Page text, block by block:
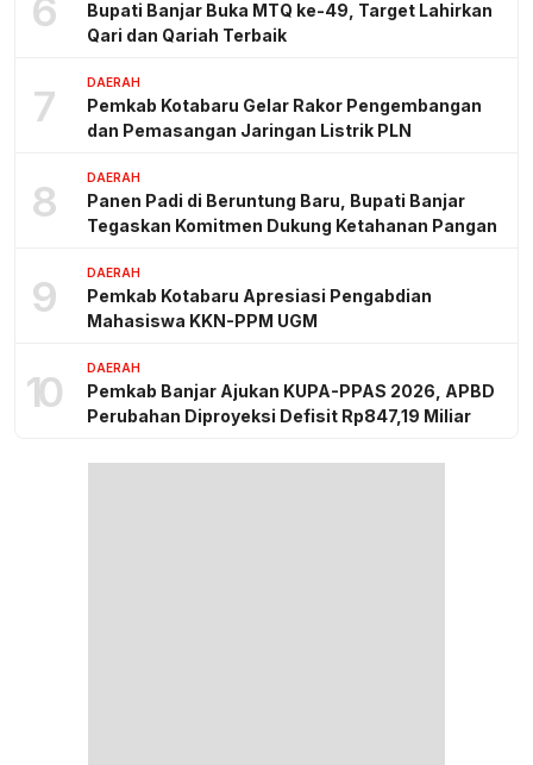
6
Bupati Banjar Buka MTQ ke-49, Target Lahirkan
Qari dan Qariah Terbaik
7 DAERAH
Pemkab Kotabaru Gelar Rakor Pengembangan
dan Pemasangan Jaringan Listrik PLN
8 DAERAH
Panen Padi di Beruntung Baru, Bupati Banjar
Tegaskan Komitmen Dukung Ketahanan Pangan
9 DAERAH
Pemkab Kotabaru Apresiasi Pengabdian
Mahasiswa KKN-PPM UGM
10 DAERAH
Pemkab Banjar Ajukan KUPA-PPAS 2026, APBD
Perubahan Diproyeksi Defisit Rp847,19 Miliar